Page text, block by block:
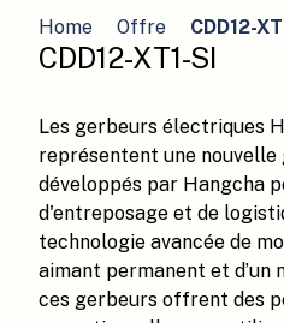
Home Offre CDD12-
CDD12-XT1-SI
Les gerbeurs électriques
représentent une
développés par Hangcha
d'entreposage et de
technologie avancée de
aimant permanent et d’un
ces gerbeurs offrent des